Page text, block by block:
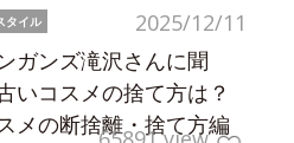
2025/12/11
タイル
ガンズ滝沢さんに聞
いコスメの捨て方は？
メの断捨離・捨て方編